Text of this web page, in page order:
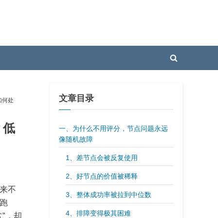
Toggle
何处
低
不
，却
文章目录
一、为什么不用评分，节点问题永远
像随机故障
1、差节点会被反复使用
2、好节点的价值被稀释
3、整体成功率被拉到中位数
4、排障变得极其困难